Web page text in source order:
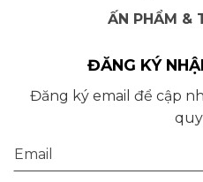
ẤN PHẨM &
ĐĂNG KÝ
Đăng ký email để cập